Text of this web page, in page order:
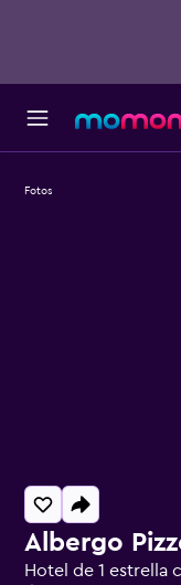
Albergo
Hotel de 1 estrella
Fotos